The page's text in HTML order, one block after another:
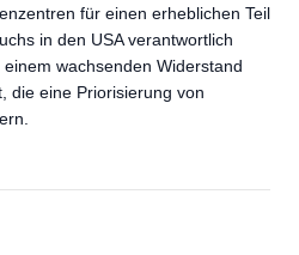
für einen erheblichen Teil
in den USA verantwortlich
wachsenden Widerstand
die eine Priorisierung von